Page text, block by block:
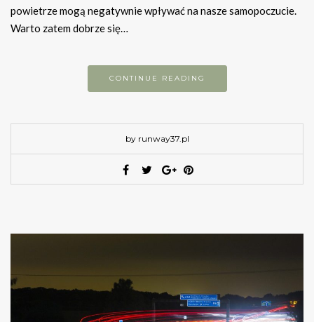
powietrze mogą negatywnie wpływać na nasze samopoczucie.
Warto zatem dobrze się…
CONTINUE READING
by runway37.pl